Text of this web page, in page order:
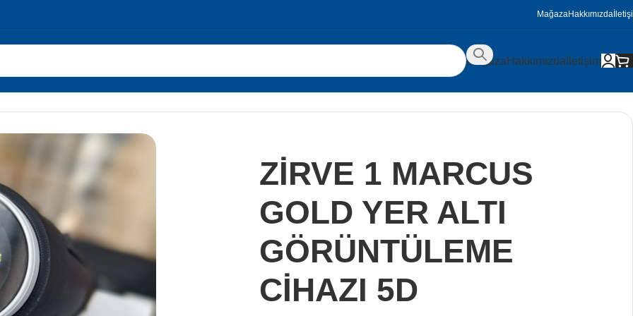
MağazaHakkımızda
Mağaza Hakkımızda İletişim
ZİRVE 1 MARCUS
GOLD YER ALTI
GÖRÜNTÜLEME
CİHAZI 5D